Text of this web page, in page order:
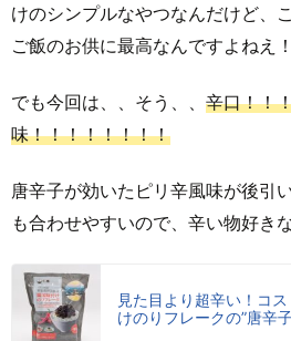
けのシンプルなやつなんだけど、
ご飯のお供に最高なんですよねえ！
でも今回は、、そう、、 辛口！！
味！！！！！！！！
唐辛子が効いたピリ辛風味が後引
も合わせやすいので、辛い物好き
見た目より超辛い！コ
けのりフレークの”唐辛